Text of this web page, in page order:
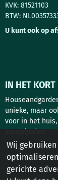
KVK: 81521103
BTW:
U kunt ook op
IN HET KORT
unieke, maar
voor in het
aangeboden.
Tuindecoratie,
bouwstoffen
Wij
gerichte